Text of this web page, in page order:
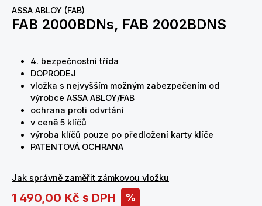
ASSA ABLOY (FAB)
FAB 2000BDNs, FAB 2002BDNS
4. bezpečnostní třída
DOPRODEJ
vložka s nejvyšším možným zabezpečením od
výrobce ASSA ABLOY/FAB
ochrana proti odvrtání
v ceně 5 klíčů
výroba klíčů pouze po předložení karty klíče
PATENTOVÁ OCHRANA
Jak správně zaměřit zámkovou vložku
1 490,00 Kč s DPH %